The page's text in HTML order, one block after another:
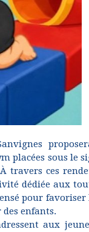
placées sous le
travers ces
dédiée aux
pour favoriser
enfants.
aux